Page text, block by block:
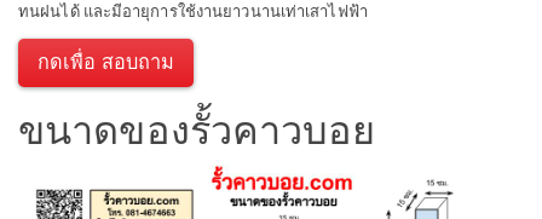
ทนฝนได้ และมีอายุการใช้งานยาวนานเท่าเสาไฟฟ้า
กดเพื่อ สอบถาม
ขนาดของรั้วคาวบอย